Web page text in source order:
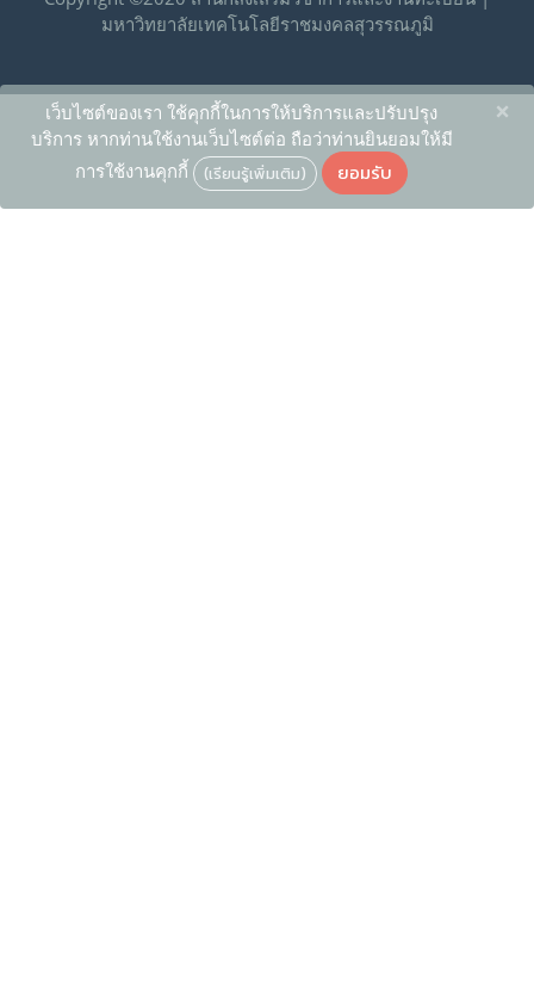
มหาวิทยาลัยเทคโนโลยีราชมงคลสุวรรณภูมิ
เว็บไซต์ของเรา ใช้คุกกี้ในการให้บริการและปรับปรุง
บริการ หากท่านใช้งานเว็บไซต์ต่อ ถือว่าท่านยินยอมให้มี
การใช้งานคุกกี้ (เรียนรู้เพิ่มเติม) ยอมรับ
×